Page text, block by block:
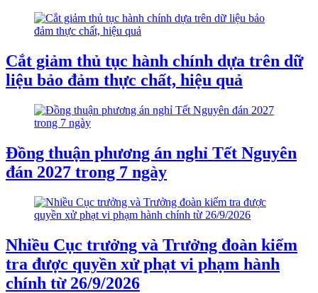
Cắt giảm thủ tục hành chính dựa trên dữ
liệu bảo đảm thực chất, hiệu quả
Đồng thuận phương án nghỉ Tết Nguyên
đán 2027 trong 7 ngày
Nhiều Cục trưởng và Trưởng đoàn kiểm
tra được quyền xử phạt vi phạm hành
chính từ 26/9/2026